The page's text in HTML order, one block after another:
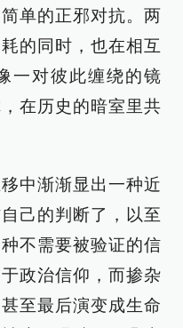
单的正邪对抗。两
的同时，也在相互
一对彼此缠绕的镜
在历史的暗室里共
中渐渐显出一种近
己的判断了，以至
不需要被验证的信
政治信仰，而掺杂
至最后演变成生命